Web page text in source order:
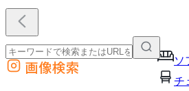
ソ
チ
外部サイトの商品をカートに追加
他のサイトで見つけた商品ページのURLを貼り付けて、カー
画像検索